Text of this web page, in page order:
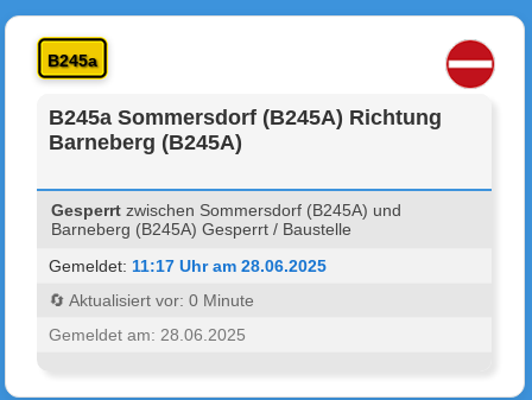
B245a
B245a Sommersdorf (B245A) Richtung
Barneberg (B245A)
Gesperrt zwischen Sommersdorf (B245A) und
Barneberg (B245A) Gesperrt / Baustelle
Gemeldet: 11:17 Uhr am 28.06.2025
🔄 Aktualisiert vor: 0 Minute
Gemeldet am: 28.06.2025